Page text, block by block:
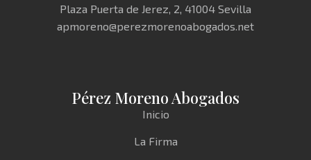
Plaza Puerta de Jerez, 2, 41004 Sevilla
apmoreno@perezmorenoabogados.net
Pérez Moreno Abogados
Inicio
La Firma